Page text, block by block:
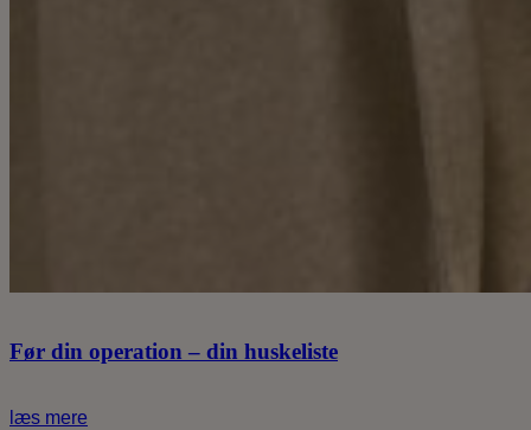
Før din operation – din huskeliste
læs mere